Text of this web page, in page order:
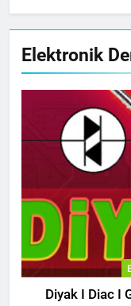
Elektronik
Diyak I Diac I